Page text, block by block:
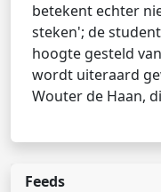
betekent echter
steken'; de
hoogte gesteld
wordt uiteraard
Wouter de Haan,
Feeds